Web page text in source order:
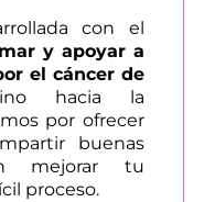
con el
y apoyar a
el cáncer de
hacia la
por ofrecer
buenas
mejorar tu
proceso.